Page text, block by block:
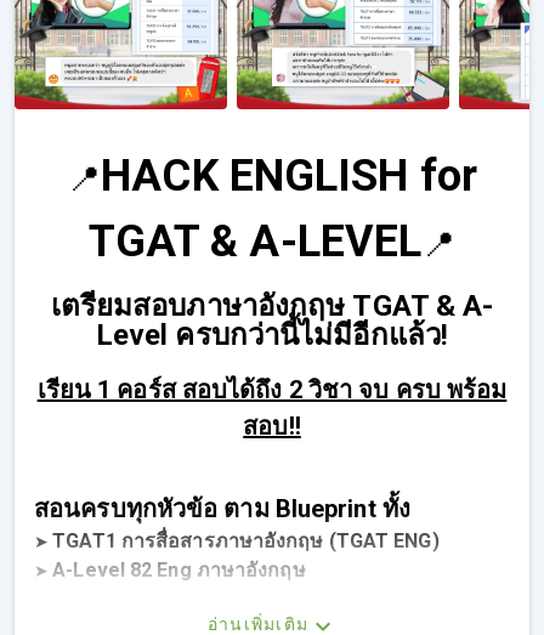
📍HACK ENGLISH for
TGAT & A-LEVEL📍
เตรียมสอบภาษาอังกฤษ TGAT & A-
Level ครบกว่านี้ไม่มีอีกแล้ว!
เรียน 1 คอร์ส สอบได้ถึง 2 วิชา จบ ครบ พร้อม
สอบ!!
สอนครบทุกหัวข้อ ตาม Blueprint ทั้ง
➤TGAT1 การสื่อสารภาษาอังกฤษ (TGAT ENG)
➤A-Level 82 Eng ภาษาอังกฤษ
✅ ครบทั้งเนื้อหา ✅ ตะลุยข้อสอบ + พร้อมเฉลย ✅
อ่านเพิ่มเติม